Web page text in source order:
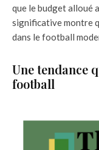
que le budget alloué
significative montre
dans le football
Une tendance
football